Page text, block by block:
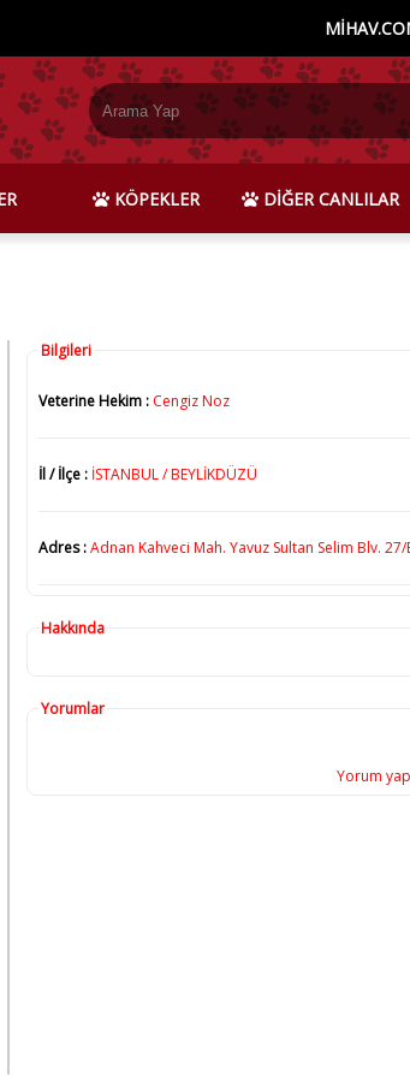
KÖPEKLER DİĞER CANLILAR
Bilgileri
Veterine Hekim : Cengiz Noz
İl / İlçe : İSTANBUL / BEYLİKDÜZÜ
Adres :Adnan Kahveci Mah. Yavuz Sultan Selim Blv.
Hakkında
Yorumlar
Yorum